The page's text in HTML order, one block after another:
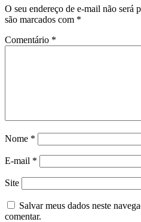
O seu endereço de e-mail não será
são marcados com *
Comentário *
Nome *
E-mail *
Site
Salvar meus dados neste
comentar.